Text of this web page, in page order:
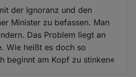
der Ignoranz und den
Minister zu befassen. Man
Das Problem liegt an
Wie heißt es doch so
beginnt am Kopf zu stinken«